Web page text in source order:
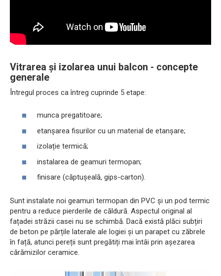
Vitrarea și izolarea unui balcon - concepte
generale
Întregul proces ca întreg cuprinde 5 etape:
munca pregatitoare;
etanșarea fisurilor cu un material de etanșare;
izolație termică;
instalarea de geamuri termopan;
finisare (căptușeală, gips-carton).
Sunt instalate noi geamuri termopan din PVC și un pod termic
pentru a reduce pierderile de căldură. Aspectul original al
fațadei străzii casei nu se schimbă. Dacă există plăci subțiri
de beton pe părțile laterale ale logiei și un parapet cu zăbrele
în față, atunci pereții sunt pregătiți mai întâi prin așezarea
cărămizilor ceramice.